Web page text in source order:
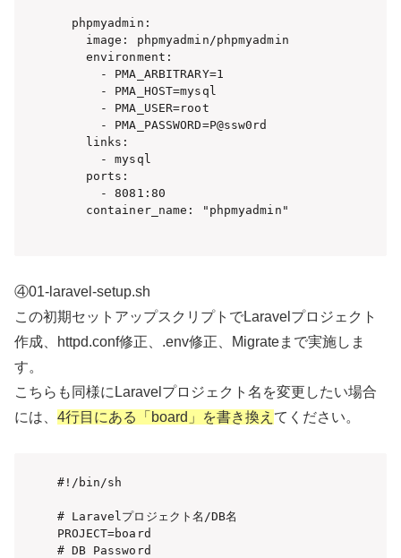
  phpmyadmin:
    image: phpmyadmin/phpmyadmin
    environment:
      - PMA_ARBITRARY=1
      - PMA_HOST=mysql
      - PMA_USER=root
      - PMA_PASSWORD=P@ssw0rd
    links:
      - mysql
    ports:
      - 8081:80
    container_name: "phpmyadmin"
④01-laravel-setup.sh
この初期セットアップスクリプトでLaravelプロジェクト
作成、httpd.conf修正、.env修正、Migrateまで実施しま
す。
こちらも同様にLaravelプロジェクト名を変更したい場合
には、 4行目にある「board」を書き換え てください。
#!/bin/sh
# Laravelプロジェクト名/DB名
PROJECT=board
# DB Password